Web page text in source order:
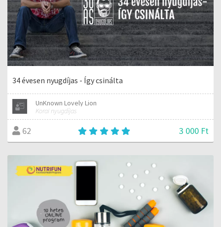
34 évesen nyugdíjas - Így csinálta
UnKnown Lovely Lion
Korai nyugdíjas
62 3 000 Ft